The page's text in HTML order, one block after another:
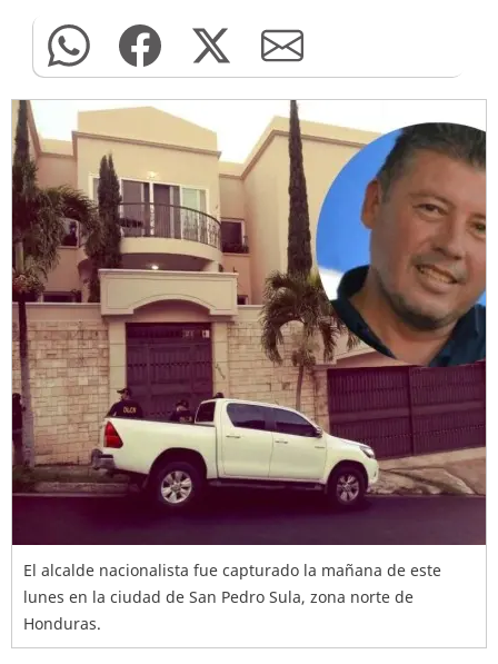
El alcalde nacionalista fue capturado la mañana de este
lunes en la ciudad de San Pedro Sula, zona norte de
Honduras.